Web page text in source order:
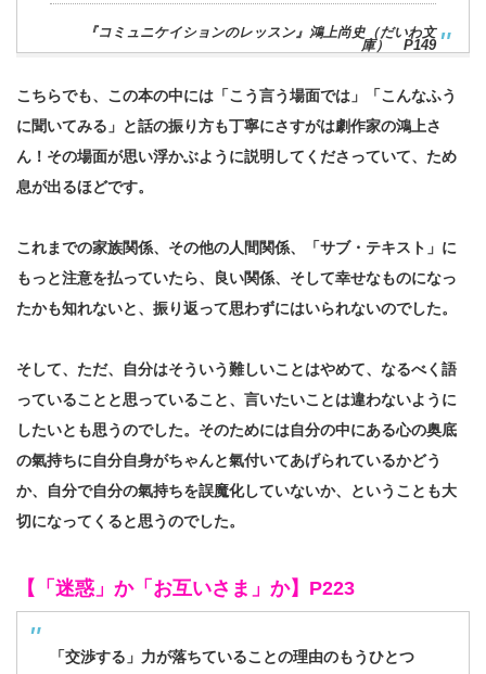
『コミュニケイションのレッスン』鴻上尚史（だいわ文
庫） P149
こちらでも、この本の中には「こう言う場面では」「こんなふう
に聞いてみる」と話の振り方も丁寧にさすがは劇作家の鴻上さ
ん！その場面が思い浮かぶように説明してくださっていて、ため
息が出るほどです。
これまでの家族関係、その他の人間関係、「サブ・テキスト」に
もっと注意を払っていたら、良い関係、そして幸せなものになっ
たかも知れないと、振り返って思わずにはいられないのでした。
そして、ただ、自分はそういう難しいことはやめて、なるべく語
っていることと思っていること、言いたいことは違わないように
したいとも思うのでした。そのためには自分の中にある心の奥底
の氣持ちに自分自身がちゃんと氣付いてあげられているかどう
か、自分で自分の氣持ちを誤魔化していないか、ということも大
切になってくると思うのでした。
【「迷惑」か「お互いさま」か】P223
「交渉する」力が落ちていることの理由のもうひとつ